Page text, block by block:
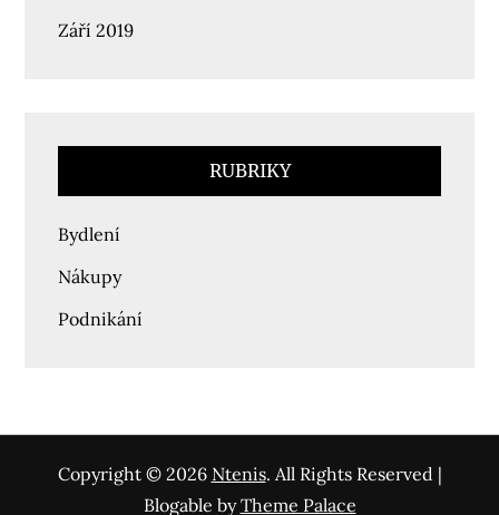
Září 2019
RUBRIKY
Bydlení
Nákupy
Podnikání
Copyright © 2026 Ntenis. All Rights Reserved |
Blogable byTheme Palace